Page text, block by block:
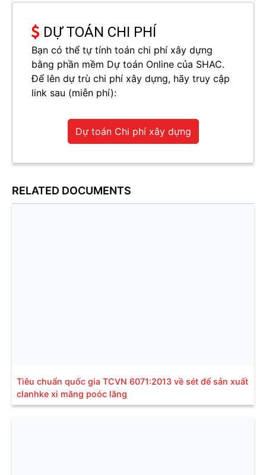
DỰ TOÁN CHI PHÍ
Bạn có thể tự tính toán chi phí xây dựng
bằng phần mềm Dự toán Online của SHAC.
Để lên dự trù chi phí xây dựng, hãy truy cập
link sau (miễn phí):
Dự toán Chi phí xây dựng
RELATED DOCUMENTS
Tiêu chuẩn quốc gia TCVN 6071:2013 về sét để sản xuất
clanhke xi măng poóc lăng